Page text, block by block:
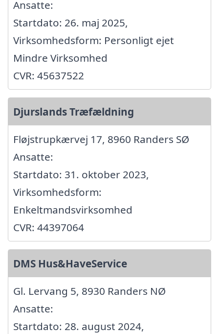
Ansatte:
Startdato: 26. maj 2025,
Virksomhedsform: Personligt ejet
Mindre Virksomhed
CVR: 45637522
Djurslands Træfældning
Fløjstrupkærvej 17, 8960 Randers SØ
Ansatte:
Startdato: 31. oktober 2023,
Virksomhedsform:
Enkeltmandsvirksomhed
CVR: 44397064
DMS Hus&HaveService
Gl. Lervang 5, 8930 Randers NØ
Ansatte:
Startdato: 28. august 2024,